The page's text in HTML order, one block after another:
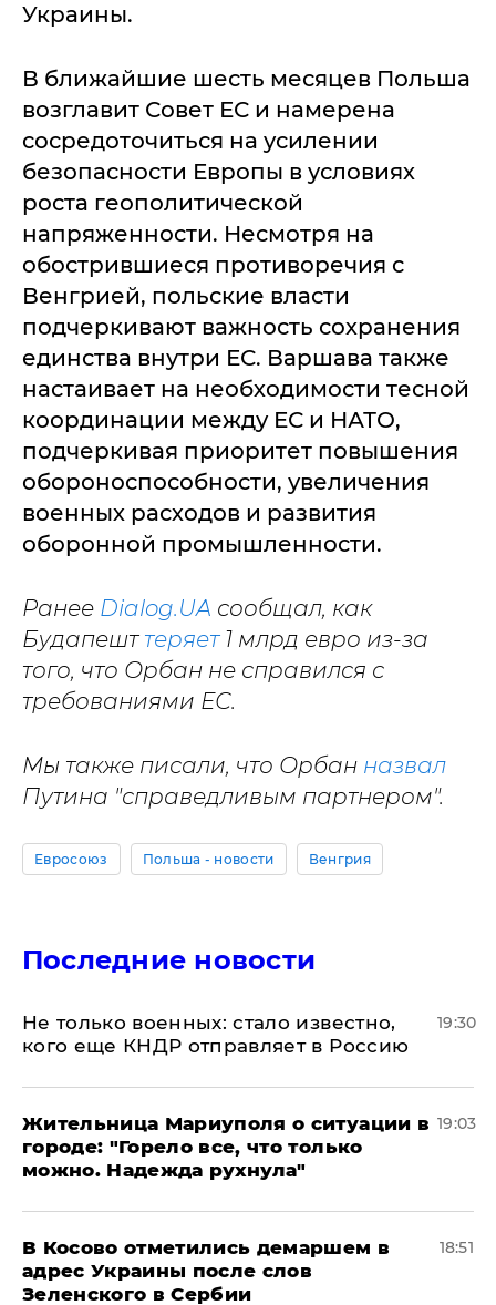
Украины.
В ближайшие шесть месяцев Польша
возглавит Совет ЕС и намерена
сосредоточиться на усилении
безопасности Европы в условиях
роста геополитической
напряженности. Несмотря на
обострившиеся противоречия с
Венгрией, польские власти
подчеркивают важность сохранения
единства внутри ЕС. Варшава также
настаивает на необходимости тесной
координации между ЕС и НАТО,
подчеркивая приоритет повышения
обороноспособности, увеличения
военных расходов и развития
оборонной промышленности.
Ранее Dialog.UA сообщал, как
Будапешт теряет1 млрд евро из-за
того, что Орбан не справился с
требованиями ЕС.
Мы также писали, что Орбан назвал
Путина "справедливым партнером".
Евросоюз Польша - новости Венгрия
Последние новости
Не только военных: стало известно,
кого еще КНДР отправляет в Россию
19:30
Жительница Мариуполя о ситуации в
городе: "Горело все, что только
можно. Надежда рухнула"
19:03
В Косово отметились демаршем в
адрес Украины после слов
Зеленского в Сербии
18:51